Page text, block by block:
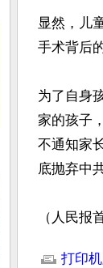
显然，儿
手术背后
为了自身
家的孩子
不通知家
底抛弃中
（人民报
打印